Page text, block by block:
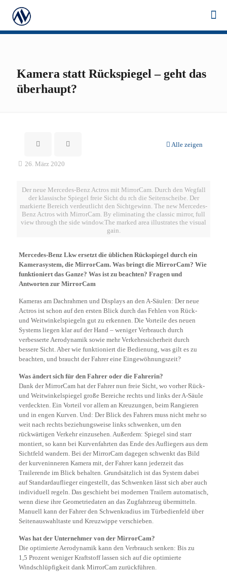
Kamera statt Rückspiegel – geht das
überhaupt?
Alle zeigen
26. März 2020
Der neue Mercedes-Benz Actros mit MirrorCam. Durch den Wegfall
der klassische Spiegel freie Sicht du rch die Seitenscheibe. Der
markierte Bereich verdeutlicht den Sichtgewinn. The new Mercedes-
Benz Actros with MirrorCam. By eliminating the classic mirror, full
view through the side window.The marked area illustrates the visual
gain.
Mercedes-Benz Lkw ersetzt die üblichen Rückspiegel durch ein
Kamerasystem, die MirrorCam. Was bringt die MirrorCam? Wie
funktioniert das Ganze? Was ist zu beachten? Fragen und
Antworten zur MirrorCam
Kameras am Dachrahmen und Displays an den A-Säulen: Der neue
Actros ist schon auf den ersten Blick durch das Fehlen von Rück-
und Weitwinkelspiegeln gut zu erkennen. Die Vorteile des neuen
Systems liegen klar auf der Hand – weniger Verbrauch durch
verbesserte Aerodynamik sowie mehr Verkehrssicherheit durch
bessere Sicht. Aber wie funktioniert die Bedienung, was gilt es zu
beachten, und braucht der Fahrer eine Eingewöhnungszeit?
Was ändert sich für den Fahrer oder die Fahrerin?
Dank der MirrorCam hat der Fahrer nun freie Sicht, wo vorher Rück-
und Weitwinkelspiegel große Bereiche rechts und links der A-Säule
verdeckten. Ein Vorteil vor allem an Kreuzungen, beim Rangieren
und in engen Kurven. Und: Der Blick des Fahrers muss nicht mehr so
weit nach rechts beziehungsweise links schwenken, um den
rückwärtigen Verkehr einzusehen. Außerdem: Spiegel sind starr
montiert, so kann bei Kurvenfahrten das Ende des Aufliegers aus dem
Sichtfeld wandern. Bei der MirrorCam dagegen schwenkt das Bild
der kurveninneren Kamera mit, der Fahrer kann jederzeit das
Trailerende im Blick behalten. Grundsätzlich ist das System dabei
auf Standardauflieger eingestellt, das Schwenken lässt sich aber auch
individuell regeln. Das geschieht bei modernen Trailern automatisch,
wenn diese ihre Geometriedaten an das Zugfahrzeug übermitteln.
Manuell kann der Fahrer den Schwenkradius im Türbedienfeld über
Seitenauswahltaste und Kreuzwippe verschieben.
Was hat der Unternehmer von der MirrorCam?
Die optimierte Aerodynamik kann den Verbrauch senken: Bis zu
1,5 Prozent weniger Kraftstoff lassen sich auf die optimierte
Windschlüpfigkeit dank MirrorCam zurückführen.